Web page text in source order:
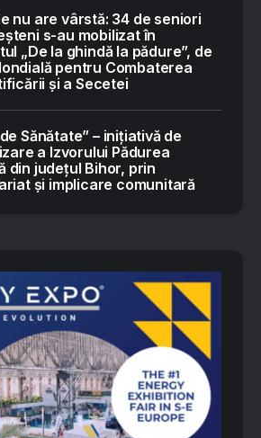
nu are vârstă: 34 de seniori
s-au mobilizat în
„De la ghindă la pădure”, de
pentru Combaterea
și a Secetei
Sănătate” – inițiativă de
a Izvorului Pădurea
din județul Bihor, prin
și implicare comunitară